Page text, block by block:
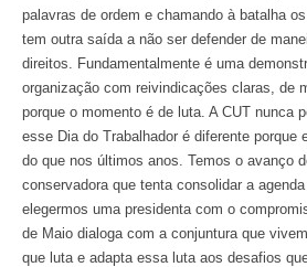
palavras de ordem e chamando à batalha
tem outra saída a não ser defender de
direitos. Fundamentalmente é uma
organização com reivindicações claras, de
porque o momento é de luta. A CUT nunca
esse Dia do Trabalhador é diferente porque
do que nos últimos anos. Temos o avanço
conservadora que tenta consolidar a
elegermos uma presidenta com o
de Maio dialoga com a conjuntura que
que luta e adapta essa luta aos desafios